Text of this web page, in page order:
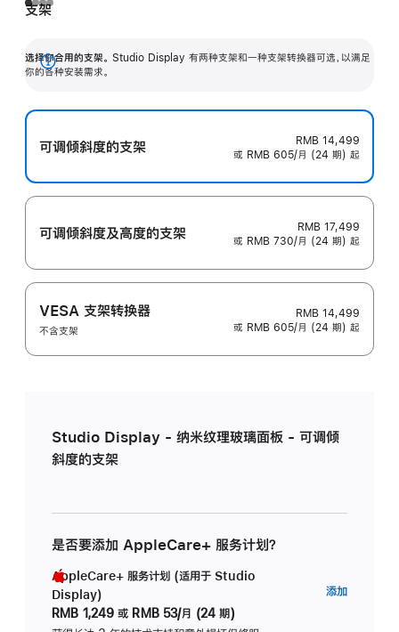
支架
选择你合用的支架。 Studio Display 有两种支架和一种支架转换器可选，以满足
你的各种安装需求。
展
可调倾斜度的支架
RMB 14,499
或 RMB 605/月 (24 期) 起
可调倾斜度及高‍度的支‍架
RMB 17,499
或 RMB 730/月 (24 期) 起
VESA 支架转换器
不含支架
RMB 14,499
或 RMB 605/月 (24 期) 起
Studio Display - 纳米纹理玻璃面板 - 可调倾
斜度的支架
是否要添加 AppleCare+ 服务计划？
AppleCare+ 服务计划 (适用于 Studio
Display)
RMB 1,249 或 RMB 53/月 (24 期)
添加